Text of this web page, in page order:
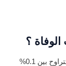
؟
نسبة وفيات عملية تكميم المعدة منخفضة جداً وتتراوح بين 0.1%